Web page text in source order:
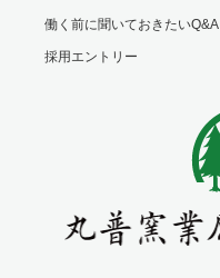
働く前に聞いておきたいQ&A
採用エントリー